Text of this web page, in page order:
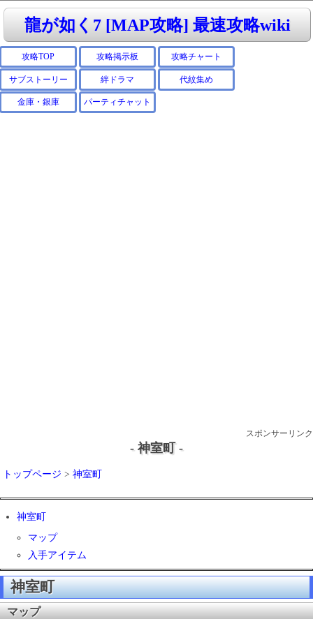
龍が如く7 [MAP攻略] 最速攻略wiki
攻略TOP 攻略掲示板 攻略チャート
サブストーリー 絆ドラマ 代紋集め
金庫・銀庫 パーティチャット
スポンサーリンク
- 神室町 -
トップページ > 神室町
神室町
マップ
入手アイテム
神室町
マップ